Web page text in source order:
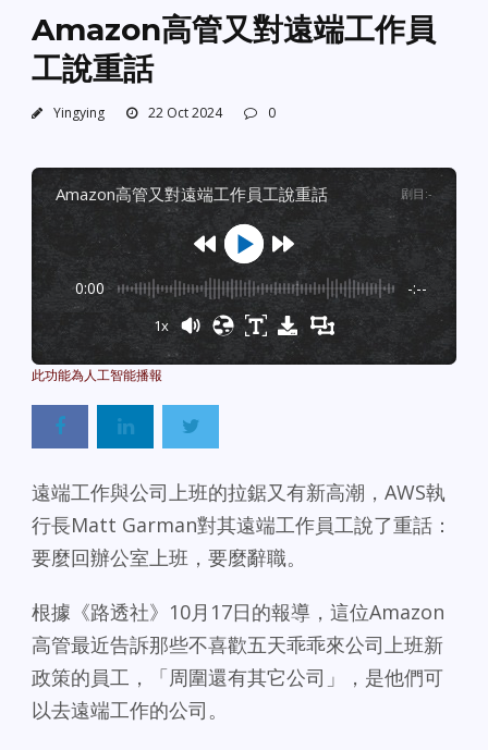
Amazon高管又對遠端工作員
工說重話
Yingying 22 Oct 2024 0
amazon高管又對遠端工作員工說重話 剧目 :-
0:00 -:--
1x
遠端工作與公司上班的拉鋸又有新高潮，AWS執
行長Matt Garman對其遠端工作員工說了重話：
要麼回辦公室上班，要麼辭職。
根據《路透社》10月17日的報導，這位Amazon
高管最近告訴那些不喜歡五天乖乖來公司上班新
政策的員工，「周圍還有其它公司」，是他們可
以去遠端工作的公司。